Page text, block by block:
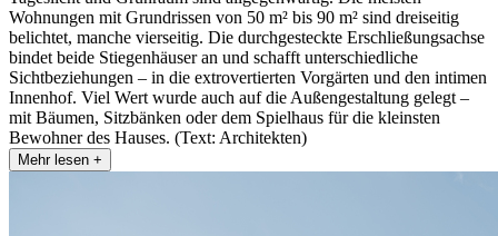
Wohnungen mit Grundrissen von 50 m² bis 90 m² sind dreiseitig
belichtet, manche vierseitig. Die durchgesteckte Erschließungsachse
bindet beide Stiegenhäuser an und schafft unterschiedliche
Sichtbeziehungen – in die extrovertierten Vorgärten und den intimen
Innenhof. Viel Wert wurde auch auf die Außengestaltung gelegt –
mit Bäumen, Sitzbänken oder dem Spielhaus für die kleinsten
Bewohner des Hauses. (Text: Architekten)
Mehr lesen +